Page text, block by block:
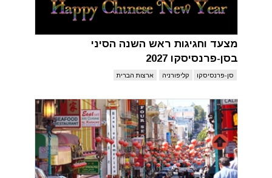
מצעד וחגיגות ראש השנה הסיני
בסן-פרנסיסקו 2027
סן-פרנסיסקו קליפורניה ארצות הברית